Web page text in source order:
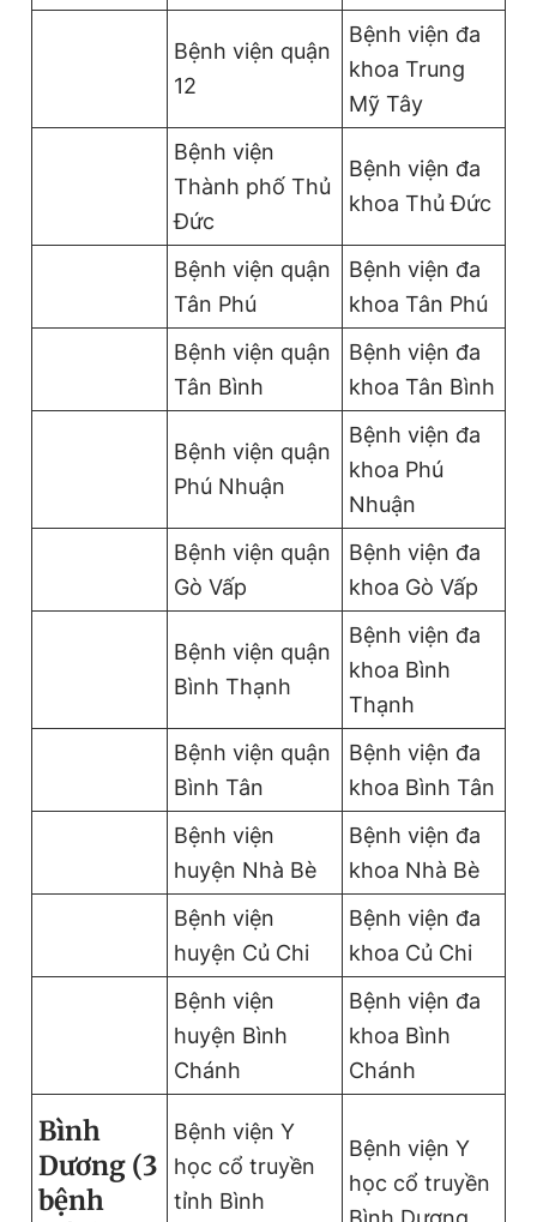
Bệnh viện quận
12
Bệnh viện đa
khoa Trung
Mỹ Tây
Bệnh viện
Thành phố Thủ
Đức
Bệnh viện đa
khoa Thủ Đức
Bệnh viện quận
Tân Phú
Bệnh viện đa
khoa Tân Phú
Bệnh viện quận
Tân Bình
Bệnh viện đa
khoa Tân Bình
Bệnh viện quận
Phú Nhuận
Bệnh viện đa
khoa Phú
Nhuận
Bệnh viện quận
Gò Vấp
Bệnh viện đa
khoa Gò Vấp
Bệnh viện quận
Bình Thạnh
Bệnh viện đa
khoa Bình
Thạnh
Bệnh viện quận
Bình Tân
Bệnh viện đa
khoa Bình Tân
Bệnh viện
huyện Nhà Bè
Bệnh viện đa
khoa Nhà Bè
Bệnh viện
huyện Củ Chi
Bệnh viện đa
khoa Củ Chi
Bệnh viện
huyện Bình
Chánh
Bệnh viện đa
khoa Bình
Chánh
Bình
Dương (3
bệnh
Bệnh viện Y
học cổ truyền
tỉnh Bình
Bệnh viện Y
học cổ truyền